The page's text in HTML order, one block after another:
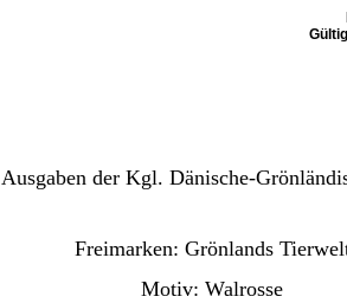
Ausgaben der Kgl. Dänische-
Freimarken: Grönlands
Motiv: Walrosse